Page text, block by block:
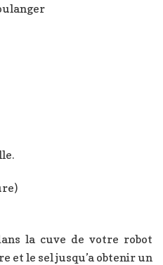
la cuve de votre robot
et le sel jusqu’a obtenir un